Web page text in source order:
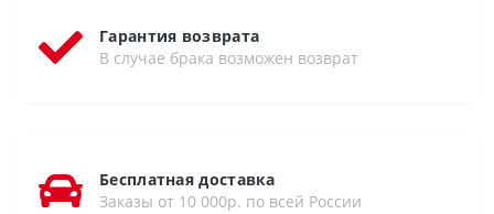
Гарантия возврата
В случае брака возможен возврат
Бесплатная доставка
Заказы от 10 000р. по всей России